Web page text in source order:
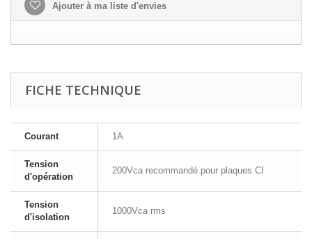
Ajouter à ma liste d'envies
FICHE TECHNIQUE
Courant 1A
Tension
d'opération
200Vca recommandé pour plaques CI
Tension
d'isolation
1000Vca rms